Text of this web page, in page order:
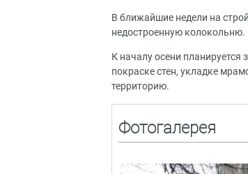
В ближайшие недели на
недостроенную колокольню.
К началу осени планируется
покраске стен, укладке
территорию.
Фотогалерея